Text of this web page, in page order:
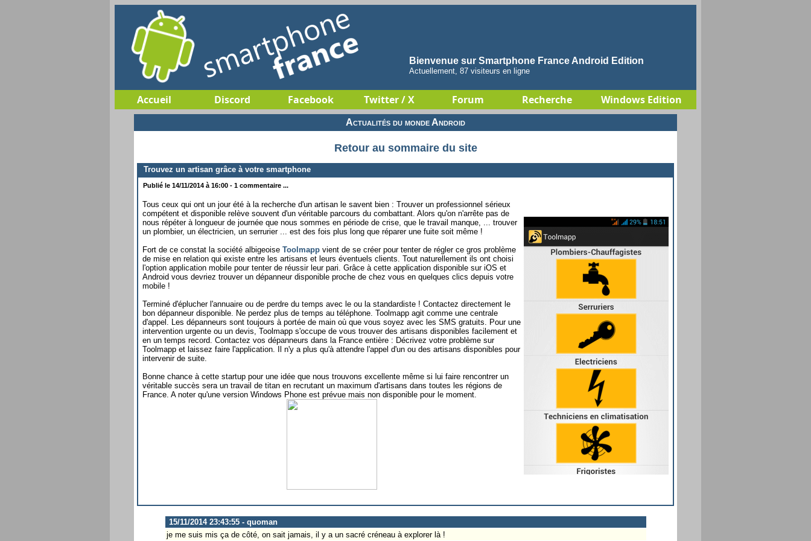
Bienvenue sur Smartphone France Android Edition
Actuellement, 87 visiteurs en ligne
Accueil Discord Facebook Twitter / X Forum Recherche Windows Edition
Actualités du monde Android
Retour au sommaire du site
Trouvez un artisan grâce à votre smartphone
Publié le 14/11/2014 à 16:00 - 1 commentaire ...
Tous ceux qui ont un jour été à la recherche d'un artisan le savent bien : Trouver un professionnel sérieux
compétent et disponible relève souvent d'un véritable parcours du combattant. Alors qu'on n'arrête pas de
nous répéter à longueur de journée que nous sommes en période de crise, que le travail manque, ... trouver
un plombier, un électricien, un serrurier ... est des fois plus long que réparer une fuite soit même !
Fort de ce constat la société albigeoise Toolmapp vient de se créer pour tenter de régler ce gros problème
de mise en relation qui existe entre les artisans et leurs éventuels clients. Tout naturellement ils ont choisi
l'option application mobile pour tenter de réussir leur pari. Grâce à cette application disponible sur iOS et
Android vous devriez trouver un dépanneur disponible proche de chez vous en quelques clics depuis votre
mobile !
Terminé d'éplucher l'annuaire ou de perdre du temps avec le ou la standardiste ! Contactez directement le
bon dépanneur disponible. Ne perdez plus de temps au téléphone. Toolmapp agit comme une centrale
d'appel. Les dépanneurs sont toujours à portée de main où que vous soyez avec les SMS gratuits. Pour une
intervention urgente ou un devis, Toolmapp s'occupe de vous trouver des artisans disponibles facilement et
en un temps record. Contactez vos dépanneurs dans la France entière : Décrivez votre problème sur
Toolmapp et laissez faire l'application. Il n'y a plus qu'à attendre l'appel d'un ou des artisans disponibles pour
intervenir de suite.
Bonne chance à cette startup pour une idée que nous trouvons excellente même si lui faire rencontrer un
véritable succès sera un travail de titan en recrutant un maximum d'artisans dans toutes les régions de
France. A noter qu'une version Windows Phone est prévue mais non disponible pour le moment.
15/11/2014 23:43:55 - quoman
je me suis mis ça de côté, on sait jamais, il y a un sacré créneau à explorer là !